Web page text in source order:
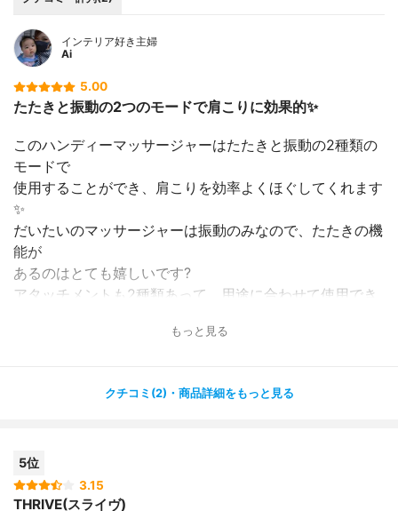
インテリア好き主婦
Ai
5.00
たたきと振動の2つのモードで肩こりに効果的✨
このハンディーマッサージャーはたたきと振動の2種類の
モードで
使用することができ、肩こりを効率よくほぐしてくれます
✨
だいたいのマッサージャーは振動のみなので、たたきの機
能が
あるのはとても嬉しいです?
アタッチメントも2種類あって、用途に合わせて使用でき
音が静かなので、子供が寝ている時などにも問題なく使用
肩こりにはとても効果があって、使用後は肩が軽くなりま
すし、
価格も安くてこの使用感であればとても満足です?
もっと見る
クチコミ(2)・商品詳細をもっと見る
5位
3.15
THRIVE(スライヴ)